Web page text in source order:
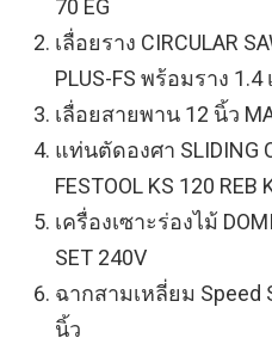
70 EG
เลื่อยราง CIRCULAR
PLUS-FS พร้อมราง 1.4
เลื่อยสายพาน 12 นิ้ว
แท่นตัดองศา SLIDING
FESTOOL KS 120 REB
เครื่องเซาะร่องไม้
SET 240V
ฉากสามเหลี่ยม Speed
นิ้ว